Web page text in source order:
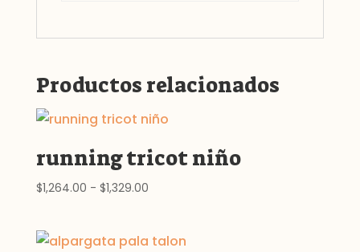
Productos relacionados
running tricot niño
$1,264.00 - $1,329.00Rango
desde